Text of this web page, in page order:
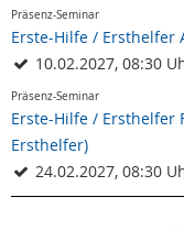
Präsenz-Seminar
Erste-Hilfe / Ersthelfer
10.02.2027, 08:30
Präsenz-Seminar
Erste-Hilfe / Ersthelfer
Ersthelfer)
24.02.2027, 08:30